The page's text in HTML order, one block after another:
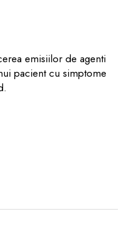
emisiilor de agenti
pacient cu simptome